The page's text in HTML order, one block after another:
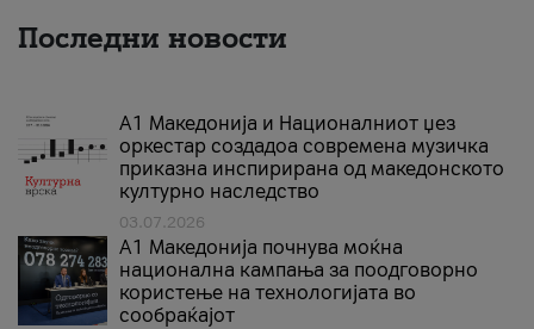
Последни новости
А1 Македонија и Националниот џез
оркестар создадоа современа музичка
приказна инспирирана од македонското
културно наследство
03.07.2026
A1 Македонија почнува моќна
национална кампања за поодговорно
користење на технологијата во
сообраќајот